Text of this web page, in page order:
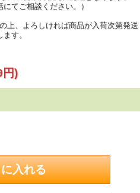
にてご相談ください。）
上、よろしければ商品が入荷次第発送
ます。
円)